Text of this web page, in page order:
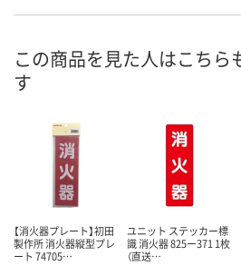
お申込番
在庫 あり 6点
数量
この商品を見た人はこちら
す
【消火器プレート】初田
製作所 消火器縦型プレ
ート 74705…
ユニット ステッカー標
識 消火器 825ー371 1枚
（直送…